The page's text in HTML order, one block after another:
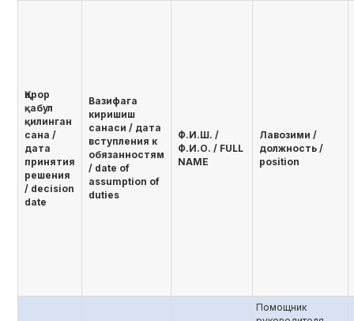
Қарор
қабул
қилинган
сана /
дата
принятия
решения
/ decision
date
Вазифага
киришиш
санаси / дата
вступления к
обязанностям
/ date of
assumption of
duties
Ф.И.Ш. /
Ф.И.О. / FULL
NAME
Лавозими /
должность /
position
Помощник